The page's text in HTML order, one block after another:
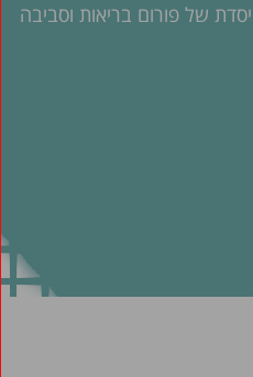
של פורום בריאות וסביבה